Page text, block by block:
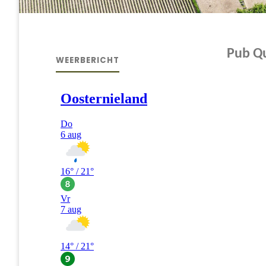
Pub
WEERBERICHT